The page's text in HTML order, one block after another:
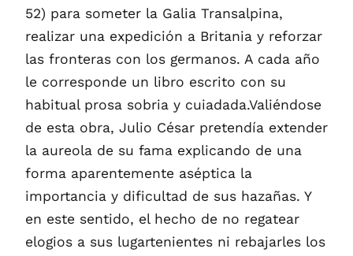
52) para someter la Galia Transalpina,
realizar una expedición a Britania y reforzar
las fronteras con los germanos. A cada año
le corresponde un libro escrito con su
habitual prosa sobria y cuiadada.Valiéndose
de esta obra, Julio César pretendía extender
la aureola de su fama explicando de una
forma aparentemente aséptica la
importancia y dificultad de sus hazañas. Y
en este sentido, el hecho de no regatear
elogios a sus lugartenientes ni rebajarles los